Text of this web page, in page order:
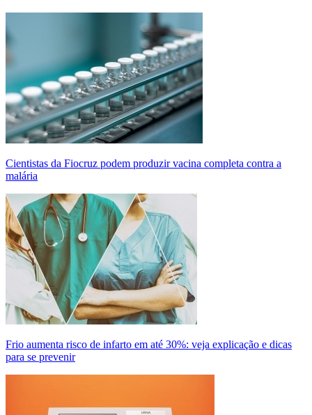
Cientistas da Fiocruz podem produzir vacina completa contra a
malária
Frio aumenta risco de infarto em até 30%: veja explicação e dicas
para se prevenir